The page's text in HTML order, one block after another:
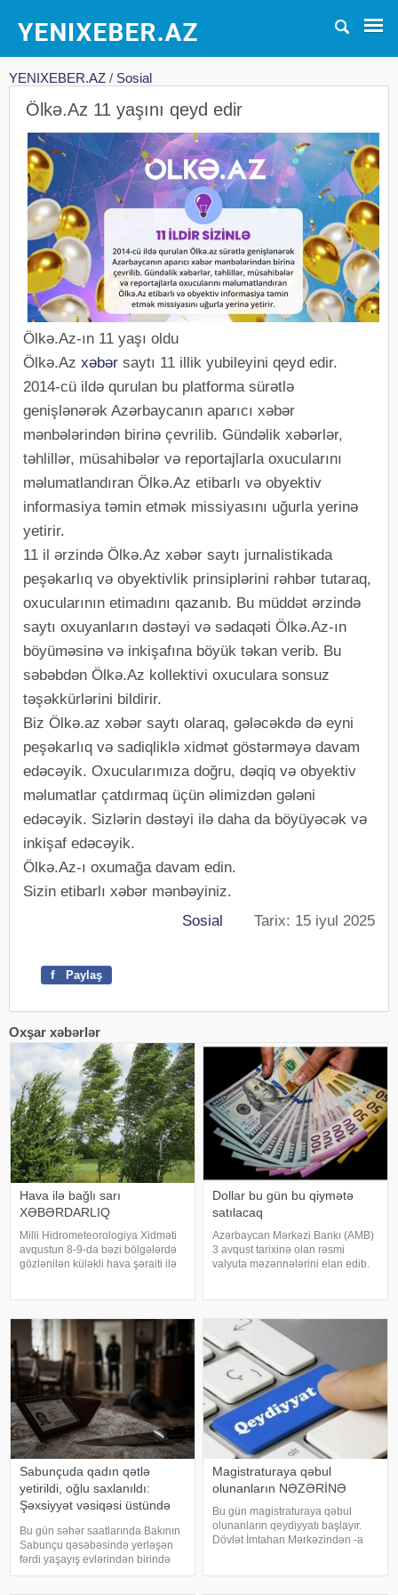
YENIXEBER.AZ / Sosial
Ölkə.Az 11 yaşını qeyd edir
Ölkə.Az-ın 11 yaşı oldu
Ölkə.Az xəbər saytı 11 illik yubileyini qeyd edir.
2014-cü ildə qurulan bu platforma sürətlə
genişlənərək Azərbaycanın aparıcı xəbər
mənbələrindən birinə çevrilib. Gündəlik xəbərlər,
təhlillər, müsahibələr və reportajlarla oxucularını
məlumatlandıran Ölkə.Az etibarlı və obyektiv
informasiya təmin etmək missiyasını uğurla yerinə
yetirir.
11 il ərzində Ölkə.Az xəbər saytı jurnalistikada
peşəkarlıq və obyektivlik prinsiplərini rəhbər tutaraq,
oxucularının etimadını qazanıb. Bu müddət ərzində
saytı oxuyanların dəstəyi və sədaqəti Ölkə.Az-ın
böyüməsinə və inkişafına böyük təkan verib. Bu
səbəbdən Ölkə.Az kollektivi oxuculara sonsuz
təşəkkürlərini bildirir.
Biz Ölkə.az xəbər saytı olaraq, gələcəkdə də eyni
peşəkarlıq və sadiqliklə xidmət göstərməyə davam
edəcəyik. Oxucularımıza doğru, dəqiq və obyektiv
məlumatlar çatdırmaq üçün əlimizdən gələni
edəcəyik. Sizlərin dəstəyi ilə daha da böyüyəcək və
inkişaf edəcəyik.
Ölkə.Az-ı oxumağa davam edin.
Sizin etibarlı xəbər mənbəyiniz.
Sosial
Tarix: 15 iyul 2025
f Paylaş
Oxşar xəbərlər
Hava ilə bağlı sarı
XƏBƏRDARLIQ
Milli Hidrometeorologiya Xidməti
avqustun 8-9-da bəzi bölgələrdə
gözlənilən küləkli hava şəraiti ilə
Goranboy, Naftalan, Daşkəsən
Dollar bu gün bu qiymətə
satılacaq
Azərbaycan Mərkəzi Bankı (AMB)
3 avqust tarixinə olan rəsmi
valyuta məzənnələrini elan edib.
qalaraq 1,700 manat təşkil edir
Sabunçuda qadın qətlə
yetirildi, oğlu saxlanıldı:
Şəxsiyyət vəsiqəsi üstündə
TƏFƏRRÜATI
Bu gün səhər saatlarında Bakının
Sabunçu qəsəbəsində yerləşən
fərdi yaşayış evlərindən birində
baş verən qətl hadisəsinin bəzi
Magistraturaya qəbul
olunanların NƏZƏRİNƏ
Bu gün magistraturaya qəbul
olunanların qeydiyyatı başlayır.
Dövlət İmtahan Mərkəzindən -a